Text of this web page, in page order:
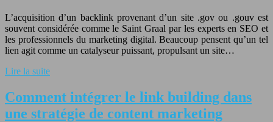
L’acquisition d’un backlink provenant d’un site .gov ou .gouv est
souvent considérée comme le Saint Graal par les experts en SEO et
les professionnels du marketing digital. Beaucoup pensent qu’un tel
lien agit comme un catalyseur puissant, propulsant un site…
Lire la suite
Comment intégrer le link building dans
une stratégie de content marketing